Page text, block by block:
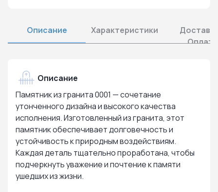
Описание Характеристики
Оплата
Описание
Памятник из гранита 0001 — сочетание
утонченного дизайна и высокого качества
исполнения. Изготовленный из гранита, этот
памятник обеспечивает долговечность и
устойчивость к природным воздействиям.
Каждая деталь тщательно проработана, чтобы
подчеркнуть уважение и почтение к памяти
ушедших из жизни.